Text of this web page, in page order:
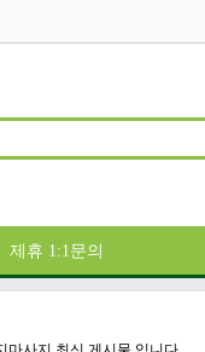
제휴 1:1문의